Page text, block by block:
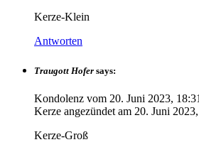
Kerze-Klein
Antworten
Traugott Hofer says:
Kondolenz vom 20. Juni 2023, 18:31
Kerze angezündet am 20. Juni
Kerze-Groß